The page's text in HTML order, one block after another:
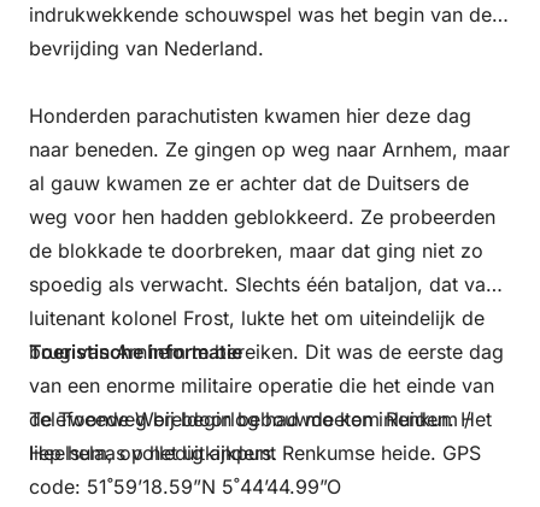
indrukwekkende schouwspel was het begin van de
bevrijding van Nederland.
Honderden parachutisten kwamen hier deze dag
naar beneden. Ze gingen op weg naar Arnhem, maar
al gauw kwamen ze er achter dat de Duitsers de
weg voor hen hadden geblokkeerd. Ze probeerden
de blokkade te doorbreken, maar dat ging niet zo
spoedig als verwacht. Slechts één bataljon, dat van
luitenant kolonel Frost, lukte het om uiteindelijk de
brug van Arnhem te bereiken. Dit was de eerste dag
van een enorme militaire operatie die het einde van
de Tweede Wereldoorlog had moeten inluiden. Het
liep helaas volledig anders.
Toeristische informatie
Telefoonweg bij begin bebouwde kom Renkum /
Heelsum, op het uitkijkpunt Renkumse heide. GPS
code: 51˚59’18.59”N 5˚44’44.99”O